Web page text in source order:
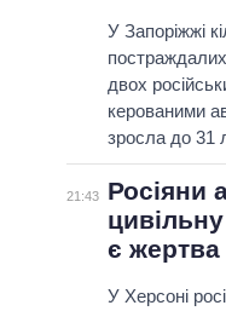
У Запоріжжі
двох
керованими
зросла до 31
21:43
Росіяни
є жертва
У Херсоні